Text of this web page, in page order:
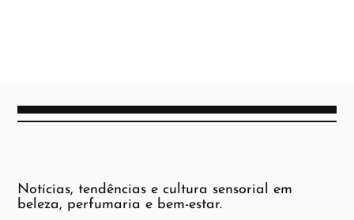
Notícias, tendências e cultura sensorial em
beleza, perfumaria e bem-estar.